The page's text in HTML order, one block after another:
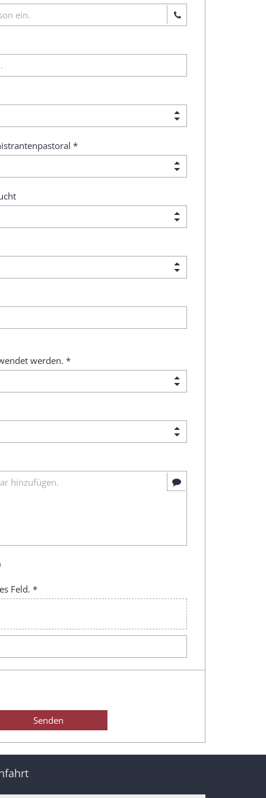
*
werden. *
Feld. *